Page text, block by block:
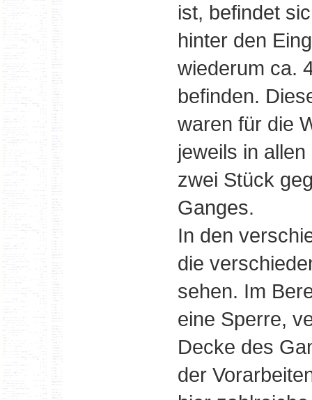
ist, befindet
hinter den
wiederum ca.
befinden.
waren für die
jeweils in
zwei Stück
Ganges.
In den
die
sehen. Im
eine Sperre,
Decke des
der